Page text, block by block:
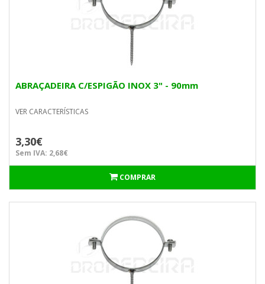
ABRAÇADEIRA C/ESPIGÃO INOX 3" - 90mm
VER CARACTERÍSTICAS
3,30€
Sem IVA: 2,68€
COMPRAR